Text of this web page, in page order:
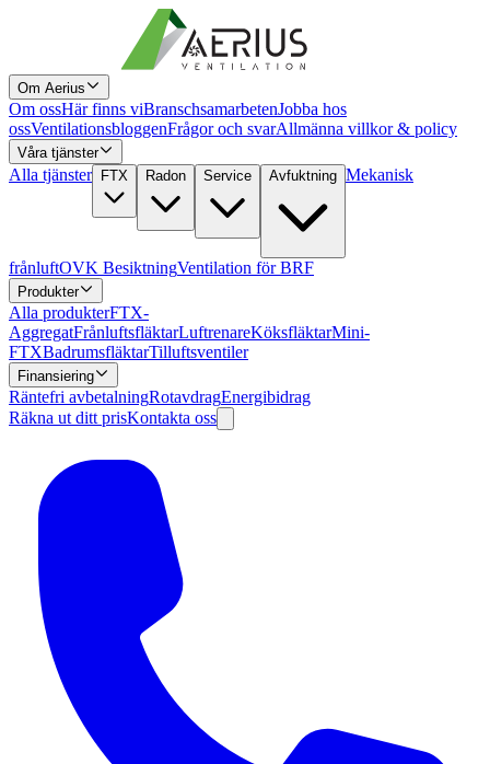
Om Aerius
Om ossHär finns viBranschsamarbetenJobba hos
ossVentilationsbloggenFrågor och svarAllmänna villkor & policy
Våra tjänster
Alla tjänster FTX Radon Service Avfuktning Mekanisk
frånluftOVK BesiktningVentilation för BRF
Produkter
Alla produkterFTX-
AggregatFrånluftsfläktarLuftrenareKöksfläktarMini-
FTXBadrumsfläktarTilluftsventiler
Finansiering
Räntefri avbetalningRotavdragEnergibidrag
Räkna ut ditt prisKontakta oss